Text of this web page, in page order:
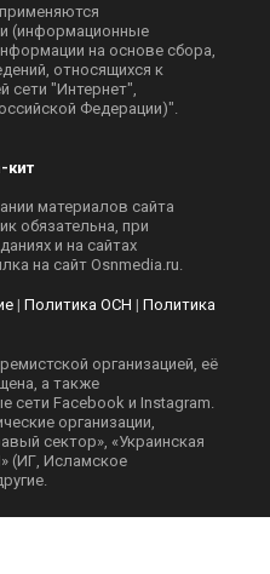
(информационные
на основе сбора,
относящихся к
сети "Интернет",
Федерации)".
кит
материалов сайта
обязательна, при
и на сайтах
на сайт Оsnmedia.ru.
| Политика ОСН | Политика
организацией, её
а также
сети Facebook и Instagram.
организации,
сектор», «Украинская
(ИГ, Исламское